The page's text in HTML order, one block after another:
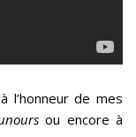
l’honneur de mes
ou encore à